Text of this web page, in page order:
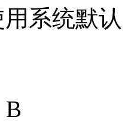
系统默认